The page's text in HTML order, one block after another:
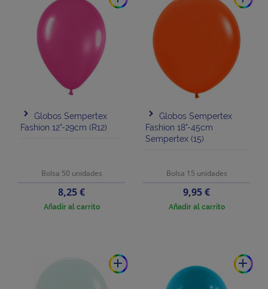
Globos Sempertex
Fashion 12"-29cm (R12)
Bolsa 50 unidades
Precio
8,25 €
Añadir al carrito
Globos Sempertex
Fashion 18"-45cm
Sempertex (15)
Bolsa 15 unidades
Precio
9,95 €
Añadir al carrito
add add